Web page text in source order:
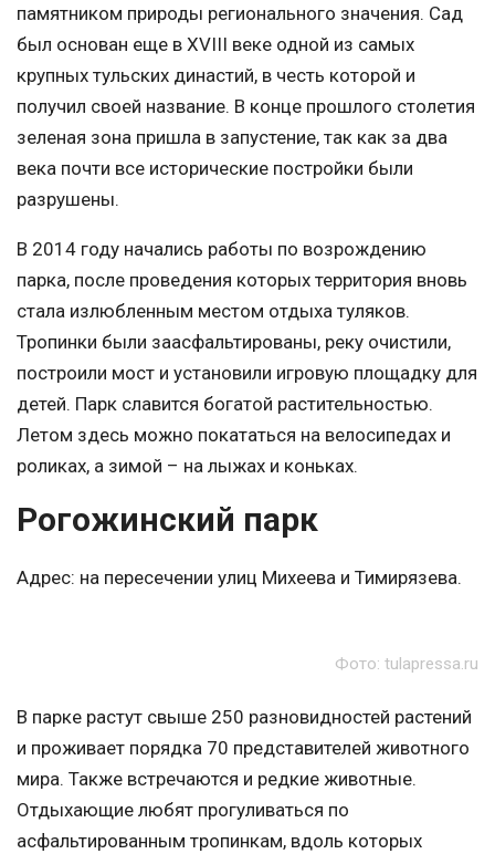
памятником природы регионального значения. Сад
был основан еще в XVIII веке одной из самых
крупных тульских династий, в честь которой и
получил своей название. В конце прошлого столетия
зеленая зона пришла в запустение, так как за два
века почти все исторические постройки были
разрушены.
В 2014 году начались работы по возрождению
парка, после проведения которых территория вновь
стала излюбленным местом отдыха туляков.
Тропинки были заасфальтированы, реку очистили,
построили мост и установили игровую площадку для
детей. Парк славится богатой растительностью.
Летом здесь можно покататься на велосипедах и
роликах, а зимой – на лыжах и коньках.
Рогожинский парк
Адрес: на пересечении улиц Михеева и Тимирязева.
Фото: tulapressa.ru
В парке растут свыше 250 разновидностей растений
и проживает порядка 70 представителей животного
мира. Также встречаются и редкие животные.
Отдыхающие любят прогуливаться по
асфальтированным тропинкам, вдоль которых